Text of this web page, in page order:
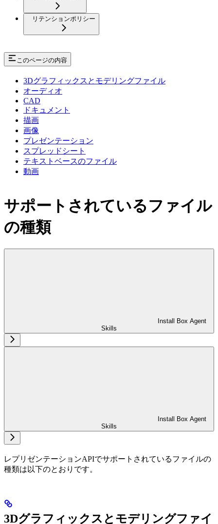
リテンションポリシー
このページの内容
3Dグラフィックスとモデリングファイル
オーディオ
CAD
ドキュメント
描画
画像
プレゼンテーション
スプレッドシート
テキストベースのファイル
動画
サポートされているファイル
の種類
Install Box Agent
Skills
Install Box Agent
Skills
レプリゼンテーションAPIでサポートされているファイルの
種類は以下のとおりです。
3Dグラフィックスとモデリングファイ